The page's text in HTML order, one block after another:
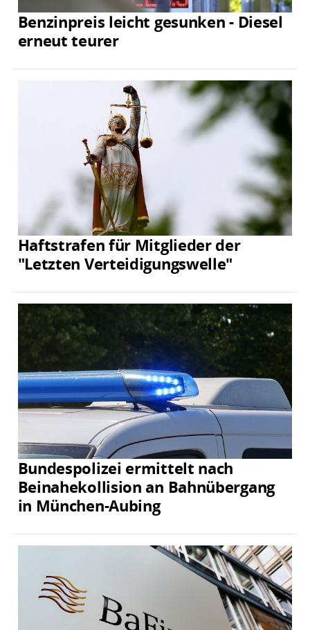
Benzinpreis leicht gesunken - Diesel
erneut teurer
Haftstrafen für Mitglieder der
"Letzten Verteidigungswelle"
Bundespolizei ermittelt nach
Beinahekollision an Bahnübergang
in München-Aubing